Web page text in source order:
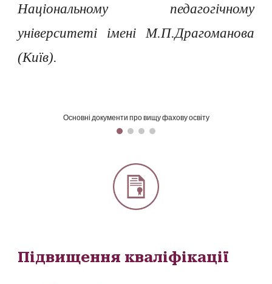
Національному педагогічному
університеті імені М.П.Драгоманова
(Київ).
Основні документи про вищу фахову освіту
Підвищення кваліфікації